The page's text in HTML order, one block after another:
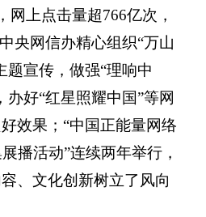
网上点击量超766亿次，
央网信办精心组织“万山
题宣传，做强“理响中
办好“红星照耀中国”等网
效果；“中国正能量网络
播活动”连续两年举行，
、文化创新树立了风向